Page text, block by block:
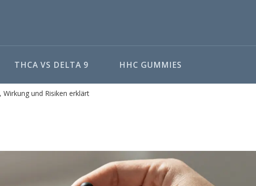
THCA VS DELTA 9 HHC GUMMIES
und Risiken erklärt